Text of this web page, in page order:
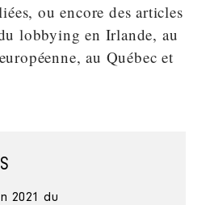
ou encore des articles
lobbying en Irlande, au
au Québec et
2021 du